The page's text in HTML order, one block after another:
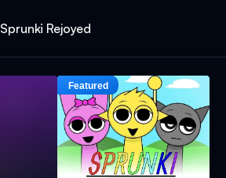
Sprunki Rejoyed